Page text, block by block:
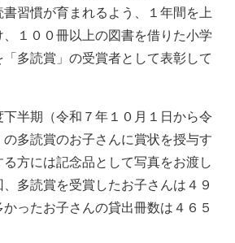
習慣が育まれるよう、１年間を上
１００冊以上の図書を借りた小学
多読賞」の受賞者として表彰して
半期（令和７年１０月１日から令
多読賞のお子さんに賞状を授与す
方には記念品として写真をお渡し
多読賞を受賞したお子さんは４９
かったお子さんの貸出冊数は４６５